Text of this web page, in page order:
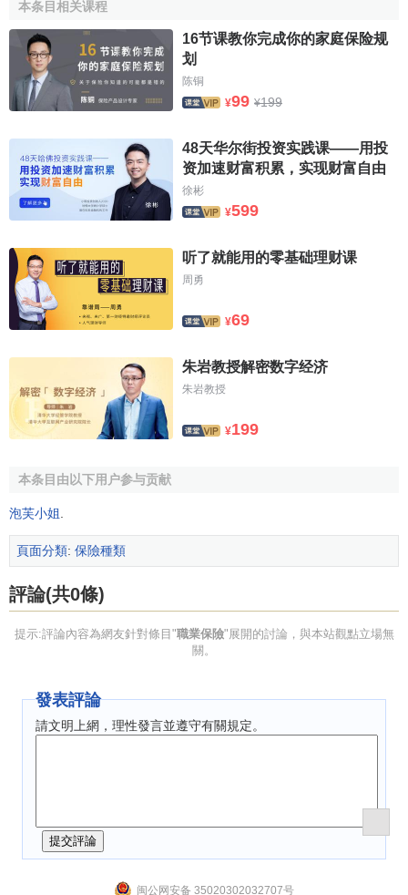
本条目相关课程
16节课教你完成你的家庭保险规
划
陈铜
¥99 ¥199
48天华尔街投资实践课——用投
资加速财富积累，实现财富自由
徐彬
¥599
听了就能用的零基础理财课
周勇
¥69
朱岩教授解密数字经济
朱岩教授
¥199
本条目由以下用户参与贡献
泡芙小姐.
頁面分類: 保險種類
評論(共0條)
提示:評論內容為網友針對條目"職業保險"展開的討論，與本站觀點立場無
關。
發表評論
請文明上網，理性發言並遵守有關規定。
闽公网安备 35020302032707号